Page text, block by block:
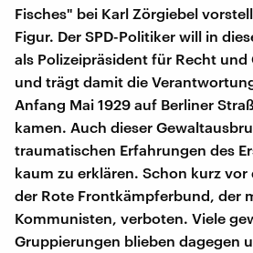
Fisches" bei Karl Zörgiebel
Figur. Der SPD-Politiker will in
als Polizeipräsident für Recht und
und trägt damit die
Anfang Mai 1929 auf Berliner
kamen. Auch dieser
traumatischen Erfahrungen des
kaum zu erklären. Schon kurz
der Rote Frontkämpferbund, der
Kommunisten, verboten. Viele
Gruppierungen blieben dagegen